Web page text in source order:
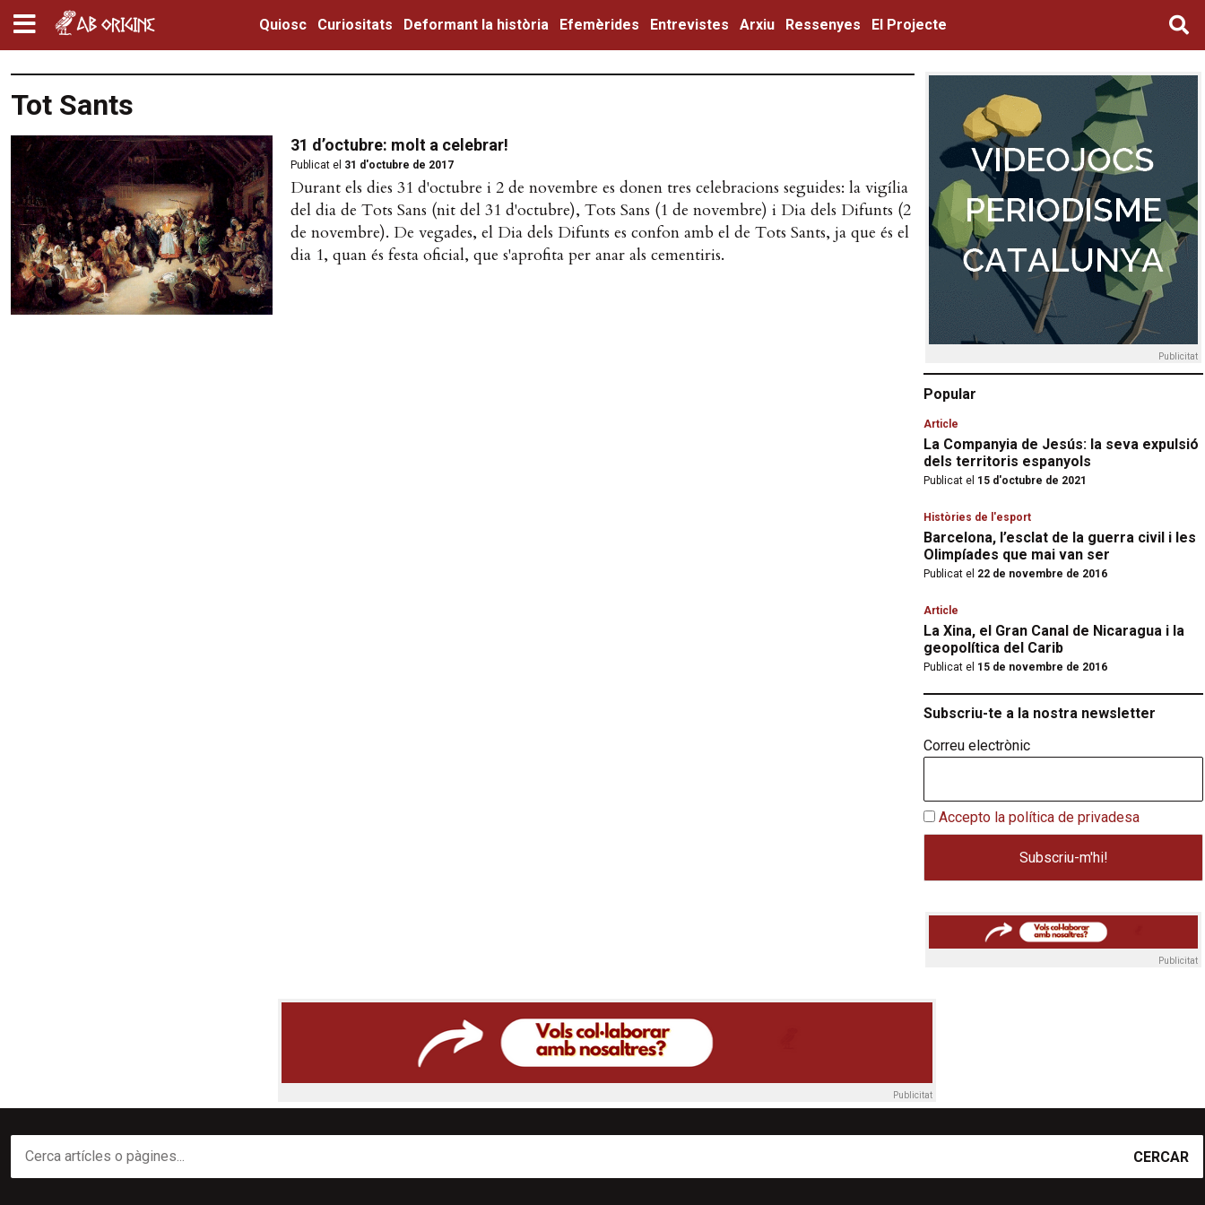
Quiosc Curiositats Deformant la història Efemèrides Entrevistes Arxiu Ressenyes El Projecte
Tot Sants
31 d’octubre: molt a celebrar!
Publicat el 31 d'octubre de 2017
Durant els dies 31 d'octubre i 2 de novembre es donen tres celebracions seguides: la vigília
del dia de Tots Sans (nit del 31 d'octubre), Tots Sans (1 de novembre) i Dia dels Difunts (2
de novembre). De vegades, el Dia dels Difunts es confon amb el de Tots Sants, ja que és el
dia 1, quan és festa oficial, que s'aprofita per anar als cementiris.
Publicitat
Popular
Article
La Companyia de Jesús: la seva expulsió
dels territoris espanyols
Publicat el 15 d'octubre de 2021
Històries de l'esport
Barcelona, l’esclat de la guerra civil i les
Olimpíades que mai van ser
Publicat el 22 de novembre de 2016
Article
La Xina, el Gran Canal de Nicaragua i la
geopolítica del Carib
Publicat el 15 de novembre de 2016
Subscriu-te a la nostra newsletter
Correu electrònic
Accepto la política de privadesa
Publicitat
Publicitat
CERCAR